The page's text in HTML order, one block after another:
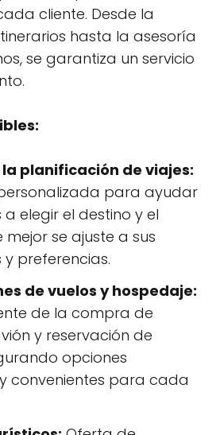
cliente. Desde la
hasta la asesoría
se garantiza un servicio
planificación de viajes:
para ayudar
a elegir el destino y el
mejor se ajuste a sus
preferencias.
de vuelos y hospedaje:
de la compra de
y reservación de
opciones
convenientes para cada